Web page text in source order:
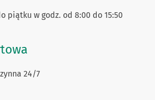
piątku w godz. od 8:00 do 15:50
24/7